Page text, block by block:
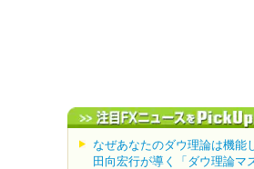
なぜあなたのダウ理論は機能
田向宏行が導く「ダウ理論マ